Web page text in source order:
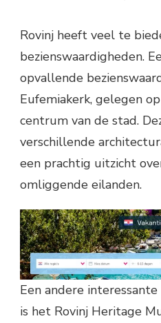
Rovinj heeft veel te
bezienswaardigheden.
opvallende
Eufemiakerk, gelegen
centrum van de stad.
verschillende
een prachtig uitzicht
omliggende eilanden.
Een andere
is het Rovinj Heritage